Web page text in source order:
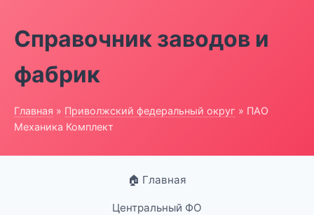
Справочник заводов и
фабрик
Главная » Приволжский федеральный округ » ПАО
Механика Комплект
🏠 Главная
Центральный ФО